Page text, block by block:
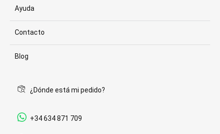
Ayuda
Contacto
Blog
¿Dónde está mi pedido?
+34 634 871 709